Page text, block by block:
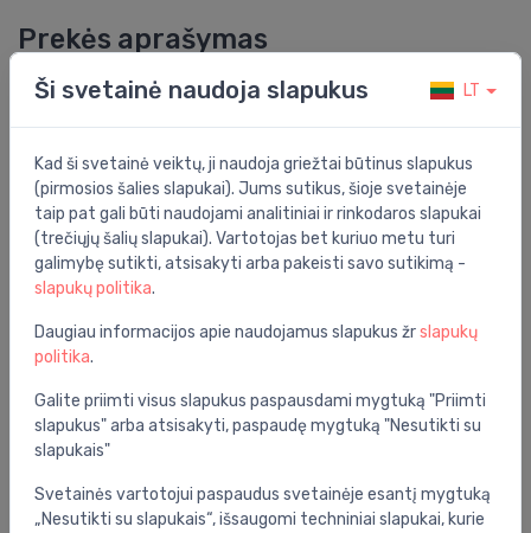
Prekės aprašymas
BauEdge vonios maišytuvas, chromas
Funkcionalumas: vienos rankenos maišytuvas
Grupė: vonios kambarys
Spalva: chromas
Montavimo vieta:
Specifikacija
Barkodas: 4005176556593
Ši svetainė naudoja slapukus LT
Kad ši svetainė veiktų, ji naudoja griežtai būtinus slapukus
(pirmosios šalies slapukai). Jums sutikus, šioje svetainėje
taip pat gali būti naudojami analitiniai ir rinkodaros slapukai
(trečiųjų šalių slapukai). Vartotojas bet kuriuo metu turi
galimybę sutikti, atsisakyti arba pakeisti savo sutikimą -
slapukų politika.
Daugiau informacijos apie naudojamus slapukus žrslapukų
politika.
Galite priimti visus slapukus paspausdami mygtuką "Priimti
slapukus" arba atsisakyti, paspaudę mygtuką "Nesutikti su
slapukais"
Svetainės vartotojui paspaudus svetainėje esantį mygtuką
„Nesutikti su slapukais“, išsaugomi techniniai slapukai, kurie